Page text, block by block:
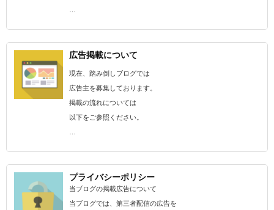
…
広告掲載について
現在、踏み倒しブログでは
広告主を募集しております。
掲載の流れについては
以下をご参照ください。
…
プライバシーポリシー
当ブログの掲載広告について
当ブログでは、第三者配信の広告を